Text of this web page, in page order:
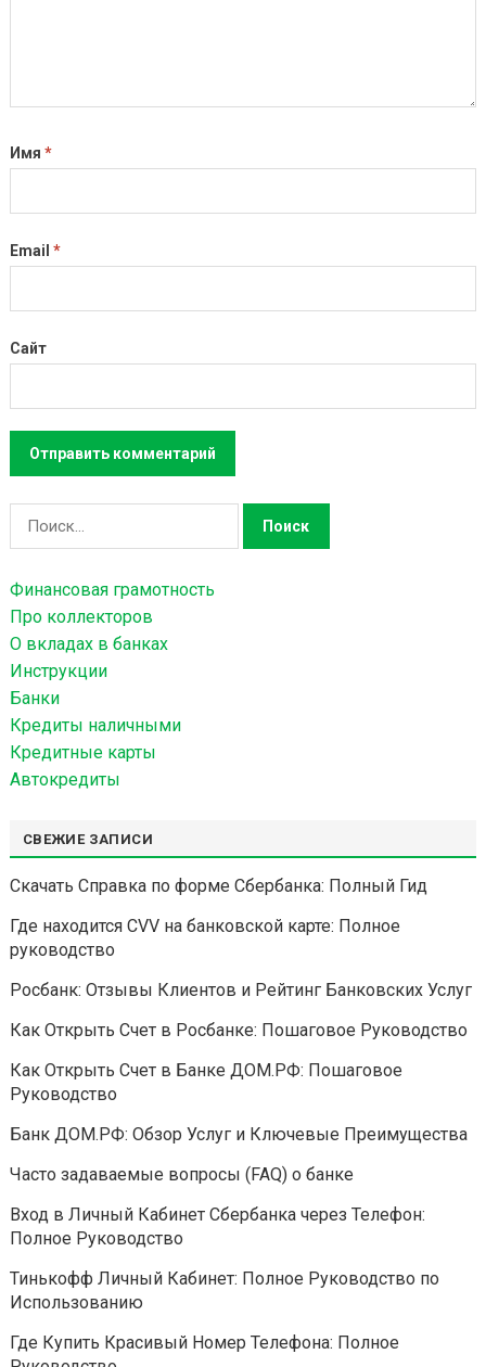
Имя *
Email *
Сайт
а
т
и
:
Финансовая грамотность
Про коллекторов
О вкладах в банках
Инструкции
Банки
Кредиты наличными
Кредитные карты
Автокредиты
СВЕЖИЕ ЗАПИСИ
Скачать Справка по форме Сбербанка: Полный Гид
Где находится CVV на банковской карте: Полное
руководство
Росбанк: Отзывы Клиентов и Рейтинг Банковских Услуг
Как Открыть Счет в Росбанке: Пошаговое Руководство
Как Открыть Счет в Банке ДОМ.РФ: Пошаговое
Руководство
Банк ДОМ.РФ: Обзор Услуг и Ключевые Преимущества
Часто задаваемые вопросы (FAQ) о банке
Вход в Личный Кабинет Сбербанка через Телефон:
Полное Руководство
Тинькофф Личный Кабинет: Полное Руководство по
Использованию
Где Купить Красивый Номер Телефона: Полное